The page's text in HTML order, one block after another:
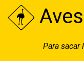
Para sacar